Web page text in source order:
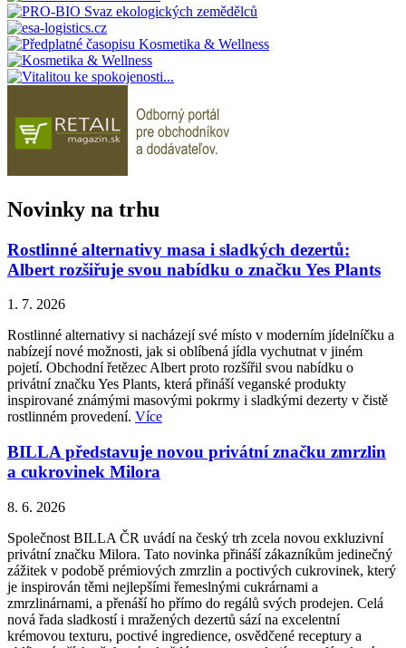
Novinky na trhu
Rostlinné alternativy masa i sladkých dezertů:
Albert rozšiřuje svou nabídku o značku Yes Plants
1. 7. 2026
Rostlinné alternativy si nacházejí své místo v moderním jídelníčku a
nabízejí nové možnosti, jak si oblíbená jídla vychutnat v jiném
pojetí. Obchodní řetězec Albert proto rozšířil svou nabídku o
privátní značku Yes Plants, která přináší veganské produkty
inspirované známými masovými pokrmy i sladkými dezerty v čistě
rostlinném provedení. Více
BILLA představuje novou privátní značku zmrzlin
a cukrovinek Milora
8. 6. 2026
Společnost BILLA ČR uvádí na český trh zcela novou exkluzivní
privátní značku Milora. Tato novinka přináší zákazníkům jedinečný
zážitek v podobě prémiových zmrzlin a poctivých cukrovinek, který
je inspirován těmi nejlepšími řemeslnými cukrárnami a
zmrzlinárnami, a přenáší ho přímo do regálů svých prodejen. Celá
nová řada sladkostí i mražených dezertů sází na excelentní
krémovou texturu, poctivé ingredience, osvědčené receptury a